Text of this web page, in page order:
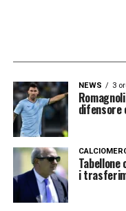
NEWS 3
difensore
i